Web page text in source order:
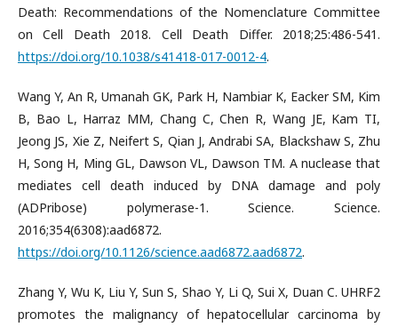
Death: Recommendations of the Nomenclature Committee
on Cell Death 2018. Cell Death Differ. 2018;25:486-541.
https://doi.org/10.1038/s41418-017-0012-4.
Wang Y, An R, Umanah GK, Park H, Nambiar K, Eacker SM, Kim
B, Bao L, Harraz MM, Chang C, Chen R, Wang JE, Kam TI,
Jeong JS, Xie Z, Neifert S, Qian J, Andrabi SA, Blackshaw S, Zhu
H, Song H, Ming GL, Dawson VL, Dawson TM. A nuclease that
mediates cell death induced by DNA damage and poly
(ADPribose) polymerase-1. Science. Science.
2016;354(6308):aad6872.
https://doi.org/10.1126/science.aad6872.aad6872.
Zhang Y, Wu K, Liu Y, Sun S, Shao Y, Li Q, Sui X, Duan C. UHRF2
promotes the malignancy of hepatocellular carcinoma by